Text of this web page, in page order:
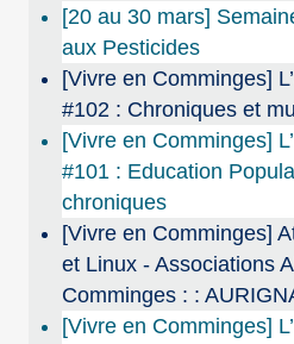
[20 au 30 mars]
aux Pesticides
[Vivre en Comminges]
#102 : Chroniques et
[Vivre en Comminges]
#101 : Education
chroniques
[Vivre en Comminges]
et Linux - Associations
Comminges : :
[Vivre en Comminges]